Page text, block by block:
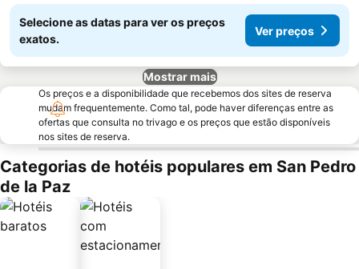
Selecione as datas para ver os preços
exatos.
Ver preços
Mostrar mais
Os preços e a disponibilidade que recebemos dos sites de reserva
mudam frequentemente. Como tal, pode haver diferenças entre as
ofertas que consulta no trivago e os preços que estão disponíveis
nos sites de reserva.
Categorias de hotéis populares em San Pedro
de la Paz